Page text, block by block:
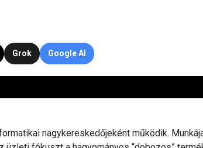
Grok Google AI
nagykereskedőjeként működik.